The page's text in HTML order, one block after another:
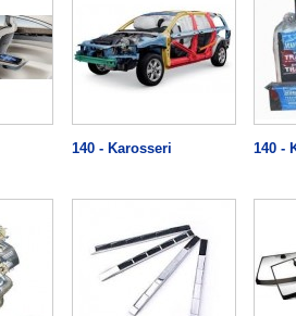
140 - Karosseri 140 -